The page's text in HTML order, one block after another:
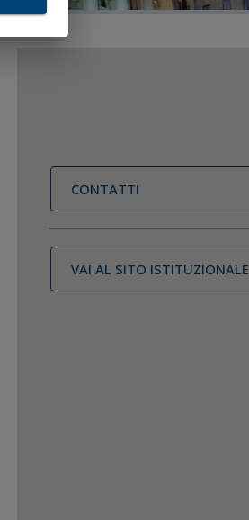
CONTATTI
VAI AL SITO ISTITUZIONALE
in